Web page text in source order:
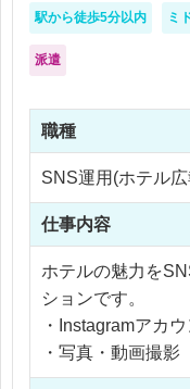
駅から徒歩5分以内 ミ
派遣
職種
SNS運用(ホテル
仕事内容
ホテルの魅力を
ションです。
・Instagramアカ
・写真・動画撮影
・数値分析（リー